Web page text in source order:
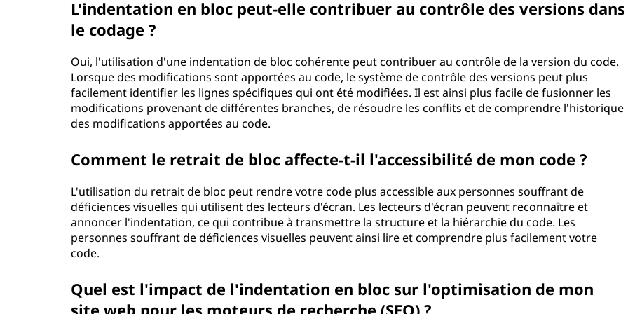
L'indentation en bloc peut-elle contribuer au contrôle des versions dans
le codage ?
Oui, l'utilisation d'une indentation de bloc cohérente peut contribuer au contrôle de la version du code.
Lorsque des modifications sont apportées au code, le système de contrôle des versions peut plus
facilement identifier les lignes spécifiques qui ont été modifiées. Il est ainsi plus facile de fusionner les
modifications provenant de différentes branches, de résoudre les conflits et de comprendre l'historique
des modifications apportées au code.
Comment le retrait de bloc affecte-t-il l'accessibilité de mon code ?
L'utilisation du retrait de bloc peut rendre votre code plus accessible aux personnes souffrant de
déficiences visuelles qui utilisent des lecteurs d'écran. Les lecteurs d'écran peuvent reconnaître et
annoncer l'indentation, ce qui contribue à transmettre la structure et la hiérarchie du code. Les
personnes souffrant de déficiences visuelles peuvent ainsi lire et comprendre plus facilement votre
code.
Quel est l'impact de l'indentation en bloc sur l'optimisation de mon
site web pour les moteurs de recherche (SEO) ?